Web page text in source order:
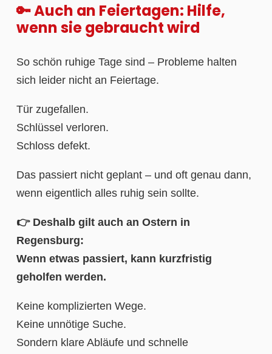
🔑 Auch an Feiertagen: Hilfe,
wenn sie gebraucht wird
So schön ruhige Tage sind – Probleme halten
sich leider nicht an Feiertage.
Tür zugefallen.
Schlüssel verloren.
Schloss defekt.
Das passiert nicht geplant – und oft genau dann,
wenn eigentlich alles ruhig sein sollte.
👉 Deshalb gilt auch an Ostern in
Regensburg:
Wenn etwas passiert, kann kurzfristig
geholfen werden.
Keine komplizierten Wege.
Keine unnötige Suche.
Sondern klare Abläufe und schnelle